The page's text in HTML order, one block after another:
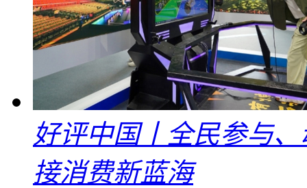
好评中国丨全民参与
接消费新蓝海